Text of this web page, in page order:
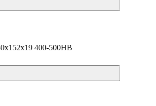
400-500HB